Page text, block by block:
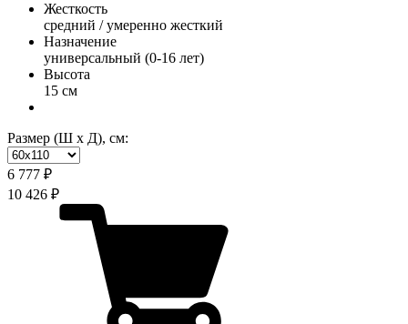
Жесткость
средний / умеренно жесткий
Назначение
универсальный (0-16 лет)
Высота
15 см
Размер (Ш х Д), см:
6 777 ₽
10 426 ₽